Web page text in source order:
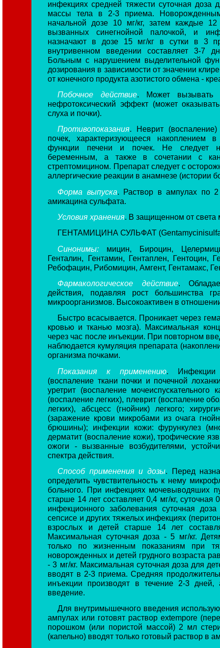
инфекциях средней тяжести суточная доза
массы тела в 2-3 приема.
начальной дозе 10 мг/кг, затем каждые
вызванных синегнойной палочкой, и
назначают в дозе 15 мг/кг в сутки в 3
внутривенном введении составляет 3-7
Больным с нарушением выделительной
дозирования в зависимости от значении
от конечного продукта азотистого обмена -
Побочное действие. Может вызывать
нефротоксический эффект (может
слуха и почки).
Противопоказания. Неврит
почек, характеризующееся накоплением
функции печени и почек. Не следует
беременным, а также в сочетании с
стрептомицином. Препарат следует с
аллергические реакции в анамнезе (истории
Форма выпуска . Раствор в ампулах по
амикацина сульфата.
Условия хранения. В защищенном от света
ГЕНТАМИЦИНА СУЛЬФАТ
Синонимы: мицин, Бироцин,
Генталин, Гентамин, Гентаплен, Гентоцин,
Ребофацин, Рибомицин, Амгент, Гентамакс,
Фармакологическое действие.
действия, подавляя рост большинства
микроорганизмов. Высокоактивен в
Быстро всасывается. Проникает через
кровью и тканью мозга). Максимальная
через час после инъекции. При повторном
наблюдается кумуляция препарата
организма почками.
Показания к применению. Инфекции
(воспаление ткани почки и почечной
уретрит (воспаление мочеиспускательного
(воспаление легких), плеврит (воспаление
легких), абсцесс (гнойник) легкого;
(заражение крови микробами из очага
брюшины); инфекции кожи: фурункулез
дерматит (воспаление кожи), трофические
ожоги - вызванные возбудителями,
спектра действия.
Способ применения и дозы. Перед
определить чувствительность к нему
больного. При инфекциях мочевыводяших
старше 14 лет составляет 0,4 мг/кг,
инфекционного заболевания суточная
сепсисе и других тяжелых инфекциях
взрослых и детей старше 14 лет
Максимальная суточная доза - 5 мг/кг.
только по жизненным показаниям при
новорожденных и детей грудного возраста
- 3 мг/кг. Максимальная суточная доза для
вводят в 2-3 приема. Средняя
инъекции производят в течение 2-3
введение.
Для внутримышечного введения
ампулах или готовят раствор extempore
порошком (или пористой массой) 2 мл
(капельно) вводят только готовый раствор в